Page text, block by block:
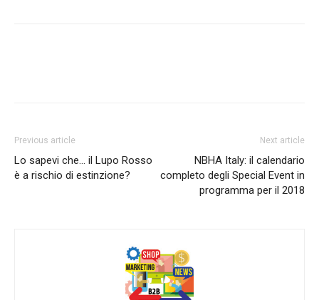
Previous article
Lo sapevi che… il Lupo Rosso
è a rischio di estinzione?
Next article
NBHA Italy: il calendario
completo degli Special Event in
programma per il 2018